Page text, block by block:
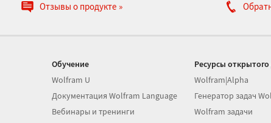
Отзывы о продукте
Обучение
Wolfram U
Документация Wolfram Language
Вебинары и тренинги
Ресурсы открытого
Wolfram|Alpha
Генератор задач
Wolfram задачи